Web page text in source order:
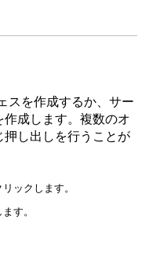
スを作成するか、サー
成します。複数のオ
し出しを行うことが
ックします。
す。